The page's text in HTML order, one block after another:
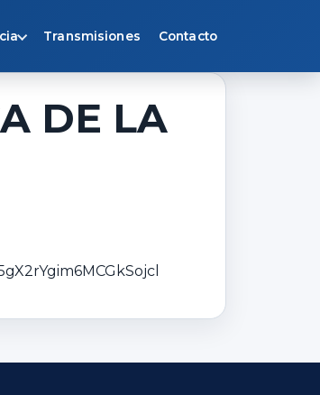
Transmisiones Contacto
DE LA